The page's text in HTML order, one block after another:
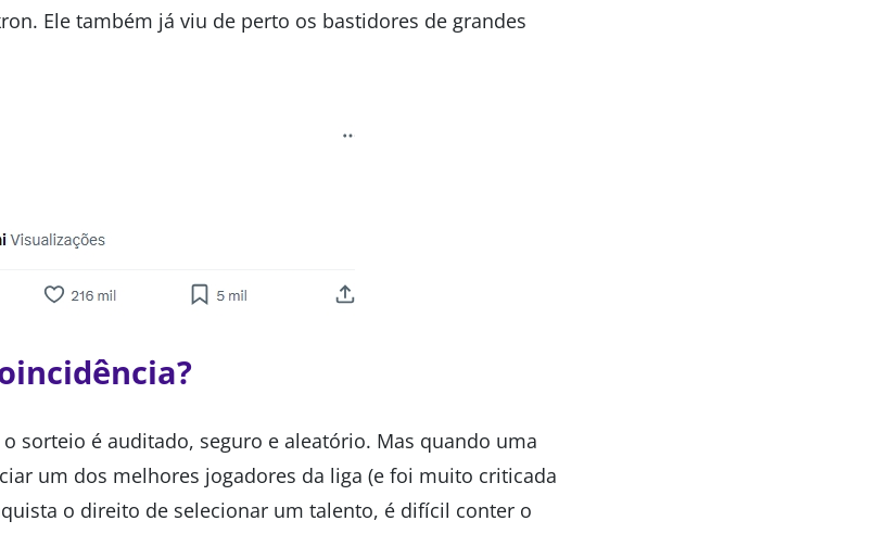
Ele também já viu de perto os bastidores de grandes
sorteio é auditado, seguro e aleatório. Mas quando uma
um dos melhores jogadores da liga (e foi muito criticada
o direito de selecionar um talento, é difícil conter o